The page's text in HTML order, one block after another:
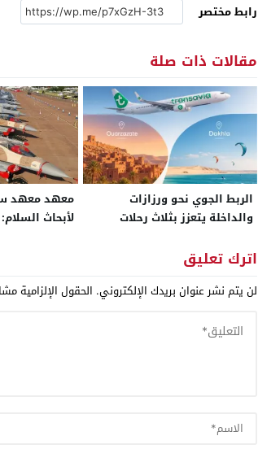
رابط مختصر
مقالات ذات صلة
الربط الجوي نحو ورزازات
والداخلة يتعزز بثلاث رحلات
معهد معهد
لأبحاث
وفرنسا
اترك تعليق
لن يتم نشر عنوان بريدك الإلكتروني. الحقول الإلزامية